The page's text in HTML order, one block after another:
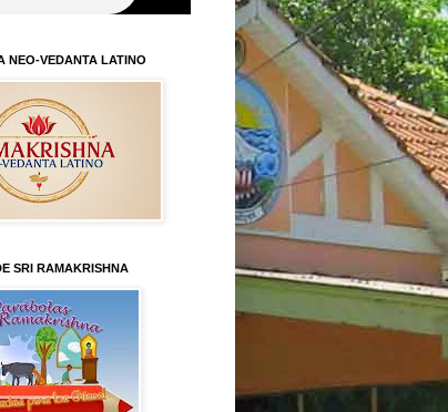
NEO-VEDANTA LATINO
SRI RAMAKRISHNA